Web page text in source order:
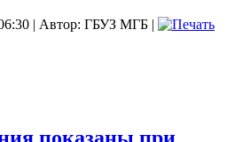
| Автор: ГБУЗ МГБ |